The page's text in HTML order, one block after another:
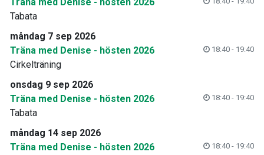
Träna med Denise - hösten 2026
Tabata
måndag 7 sep 2026
Träna med Denise - hösten 2026
18:40 - 19:40
Cirkelträning
onsdag 9 sep 2026
Träna med Denise - hösten 2026
18:40 - 19:40
Tabata
måndag 14 sep 2026
Träna med Denise - hösten 2026
18:40 - 19:40